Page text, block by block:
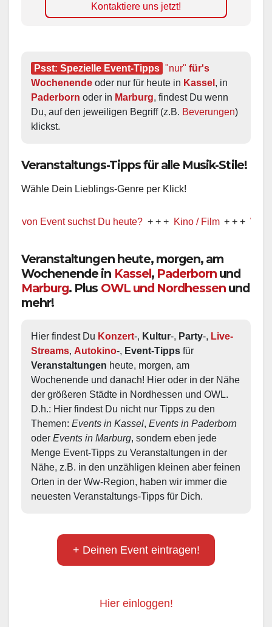
Kontaktiere uns jetzt!
Psst: Spezielle Event-Tipps "nur" für's
Wochenende oder nur für heute in Kassel
Paderborn oder in Marburg, findest Du wenn
Du, auf den jeweiligen Begriff (z.B. Beverungen)
klickst.
Veranstaltungs-Tipps für alle Musik-Stile!
Wähle Dein Lieblings-Genre per Klick!
Event suchst Du heute? + + + Kino / Film + + + Ww
Veranstaltungen heute, morgen, am
Wochenende in Kassel, Paderborn und
Marburg. Plus OWL und Nordhessen und
mehr!
Hier findest Du Konzert-, Kultur-, Party-, Live-
Streams, Autokino-, Event-Tipps
Veranstaltungen heute, morgen, am
Wochenende und danach! Hier oder in der Nähe
der größeren Städte in Nordhessen und OWL.
D.h.: Hier findest Du nicht nur Tipps zu den
Themen: Events in Kassel, Events in Paderborn
oder Events in Marburg, sondern eben jede
Menge Event-Tipps zu Veranstaltungen in der
Nähe, z.B. in den unzähligen kleinen aber feinen
Orten in der Ww-Region, haben wir immer die
neuesten Veranstaltungs-Tipps für Dich.
+ Deinen Event eintragen!
Hier einloggen!